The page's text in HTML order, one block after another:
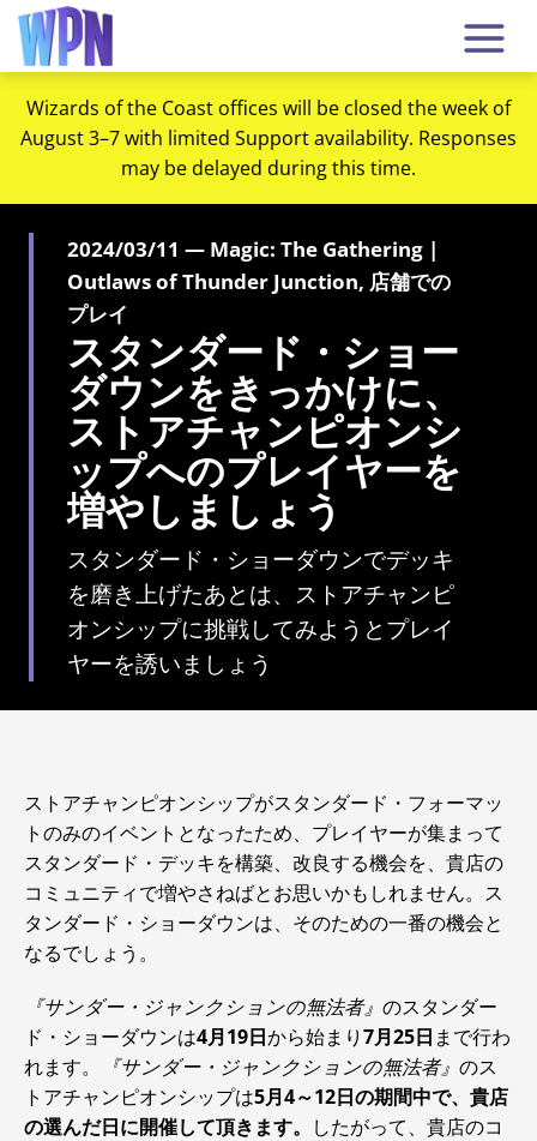
Wizards of the Coast offices will be closed the week of
August 3–7 with limited Support availability. Responses
may be delayed during this time.
2024/03/11 — Magic: The Gathering |
Outlaws of Thunder Junction, 店舗での
プレイ
スタンダード・ショー
ダウンをきっかけに、
ストアチャンピオンシ
ップへのプレイヤーを
増やしましょう
スタンダード・ショーダウンでデッキ
を磨き上げたあとは、ストアチャンピ
オンシップに挑戦してみようとプレイ
ヤーを誘いましょう
ストアチャンピオンシップがスタンダード・フォーマッ
トのみのイベントとなったため、プレイヤーが集まって
スタンダード・デッキを構築、改良する機会を、貴店の
コミュニティで増やさねばとお思いかもしれません。ス
タンダード・ショーダウンは、そのための一番の機会と
なるでしょう。
『サンダー・ジャンクションの無法者』 のスタンダー
ド・ショーダウンは4月19日から始まり7月25日 まで行わ
れます。
『サンダー・ジャンクションの無法者』 のス
トアチャンピオンシップは5月4～12日の期間中で、貴店
の選んだ日に開催して頂きます。 したがって、貴店のコ